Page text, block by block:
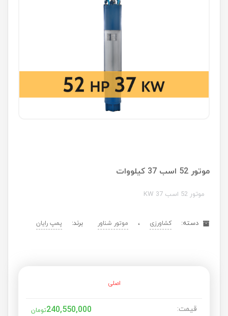
موتور 52 اسب 37 کیلووات
موتور 52 اسب 37 KW
دسته: کشاورزی ، موتور شناور برند: پمپ رایان
اصلی
قیمت: 240,550,000تومان